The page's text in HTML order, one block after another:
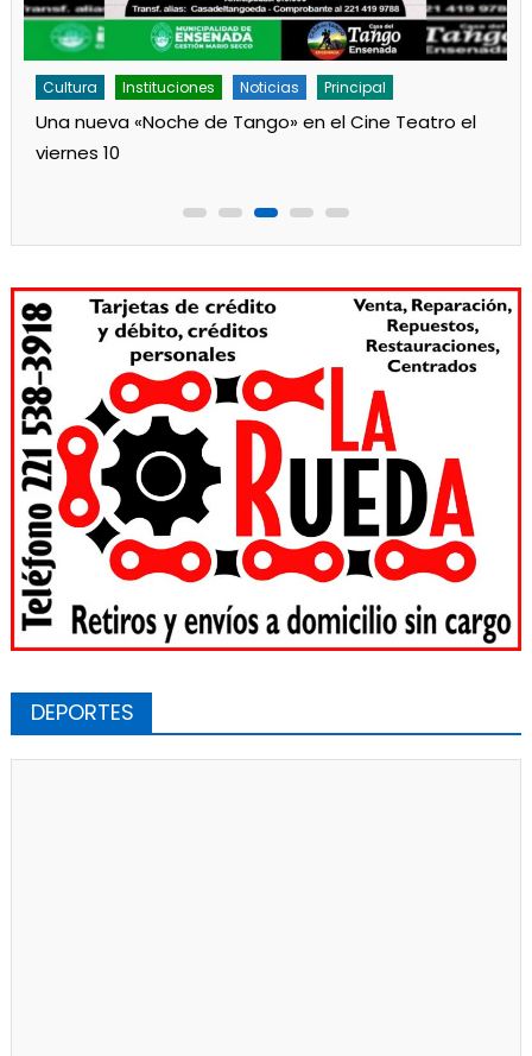
Cultura Instituciones Noticias Principal
Una nueva «Noche de Tango» en el Cine Teatro el
viernes 10
DEPORTES